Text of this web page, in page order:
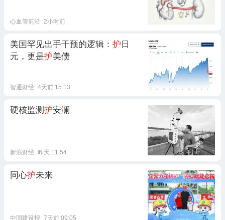
心血管前沿 2小时前
美国罕见出手干预的逻辑： 护 日
元，更是护美债
智通财经 4天前 15:13
硬核监测 护安澜
新浪财经 昨天 11:54
同心护未来
中国建设报 7天前 09:05